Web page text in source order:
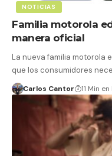
NOTICIAS
Familia motorola
manera oficial
La nueva familia motorola
que los consumidores
Carlos Cantor 11 Min